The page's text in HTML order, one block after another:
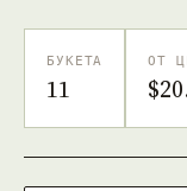
БУКЕТА
11
ОТ